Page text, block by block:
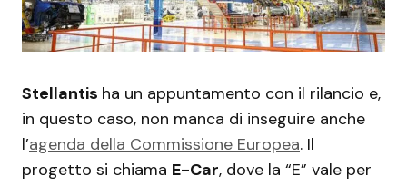
Stellantis ha un appuntamento con il rilancio e,
in questo caso, non manca di inseguire anche
l’agenda della Commissione Europea. Il
progetto si chiama E-Car, dove la “E” vale per